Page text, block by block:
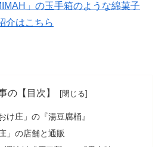
」の玉手箱のような綿菓子
介はこちら
の【目次】
け庄」の『湯豆腐桶』
」の店舗と通販